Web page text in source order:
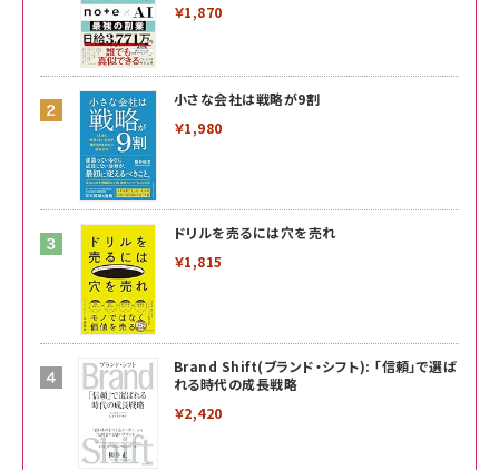
￥1,870
小さな会社は戦略が9割
￥1,980
ドリルを売るには穴を売れ
￥1,815
Brand Shift(ブランド・シフト): 「信頼」で選ば
れる時代の成長戦略
￥2,420